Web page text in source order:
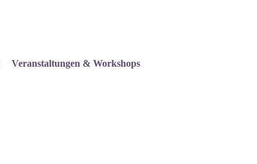
Veranstaltungen & Workshops